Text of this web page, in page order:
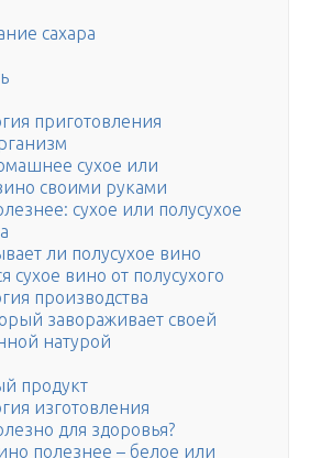
сахара
приготовления
сухое или
своими руками
сухое или полусухое
ли полусухое вино
сухое вино от полусухого
производства
завораживает своей
натурой
продукт
изготовления
для здоровья?
полезнее – белое или